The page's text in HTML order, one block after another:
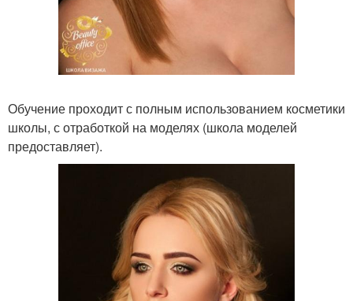
Обучение проходит с полным использованием косметики
школы, с отработкой на моделях (школа моделей
предоставляет).